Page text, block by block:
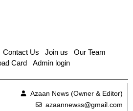
Contact Us Join us
Our Team
Card
Admin login
Azaan News (Owner & Editor)
azaannewss@gmail.com